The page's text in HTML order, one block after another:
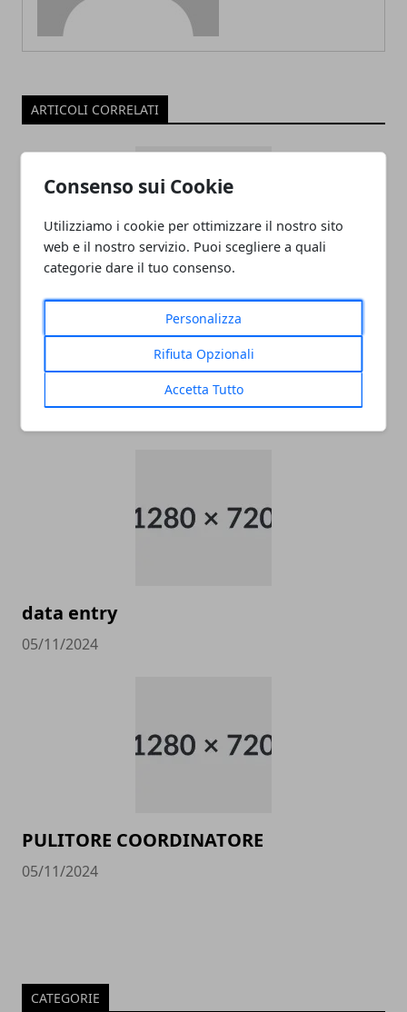
Consenso sui Cookie
Utilizziamo i cookie per ottimizzare il nostro sito
web e il nostro servizio. Puoi scegliere a quali
categorie dare il tuo consenso.
Personalizza
Rifiuta Opzionali
Accetta Tutto
ARTICOLI CORRELATI
ADDETTO/A ALLE VENDITE
ABBIGLIAMENTO APPARTENENTE ALLE
CATEGORIE PROTETTE - OUTLET CASTEL
data entry
05/11/2024
PULITORE COORDINATORE
05/11/2024
CATEGORIE